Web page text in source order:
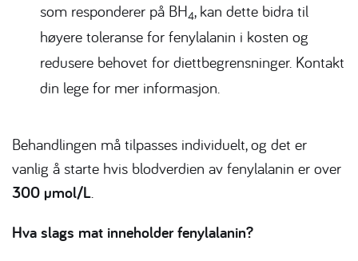
som responderer på BH4, kan dette bidra til
høyere toleranse for fenylalanin i kosten og
redusere behovet for diettbegrensninger. Kontakt
din lege for mer informasjon.
Behandlingen må tilpasses individuelt, og det er
vanlig å starte hvis blodverdien av fenylalanin er over
300 µmol/L.
Hva slags mat inneholder fenylalanin?